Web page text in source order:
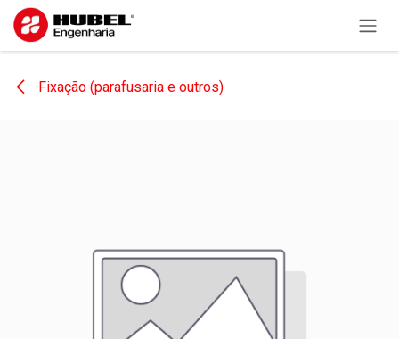
Pular para o conteúdo
Fixação (parafusaria e outros)